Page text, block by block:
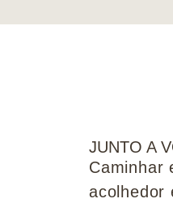
JUNTO A
Caminhar
acolhedor